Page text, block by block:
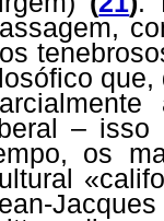
que,
–
os